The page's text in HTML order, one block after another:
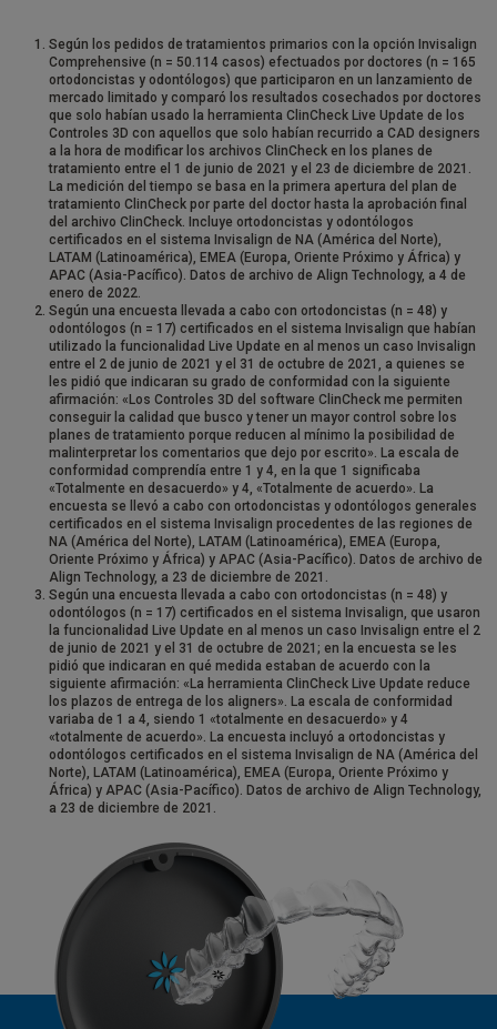
Según los pedidos de tratamientos primarios con la opción Invisalign
Comprehensive (n = 50.114 casos) efectuados por doctores (n = 165
ortodoncistas y odontólogos) que participaron en un lanzamiento de
mercado limitado y comparó los resultados cosechados por doctores
que solo habían usado la herramienta ClinCheck Live Update de los
Controles 3D con aquellos que solo habían recurrido a CAD designers
a la hora de modificar los archivos ClinCheck en los planes de
tratamiento entre el 1 de junio de 2021 y el 23 de diciembre de 2021.
La medición del tiempo se basa en la primera apertura del plan de
tratamiento ClinCheck por parte del doctor hasta la aprobación final
del archivo ClinCheck. Incluye ortodoncistas y odontólogos
certificados en el sistema Invisalign de NA (América del Norte),
LATAM (Latinoamérica), EMEA (Europa, Oriente Próximo y África) y
APAC (Asia-Pacífico). Datos de archivo de Align Technology, a 4 de
enero de 2022.
Según una encuesta llevada a cabo con ortodoncistas (n = 48) y
odontólogos (n = 17) certificados en el sistema Invisalign que habían
utilizado la funcionalidad Live Update en al menos un caso Invisalign
entre el 2 de junio de 2021 y el 31 de octubre de 2021, a quienes se
les pidió que indicaran su grado de conformidad con la siguiente
afirmación: «Los Controles 3D del software ClinCheck me permiten
conseguir la calidad que busco y tener un mayor control sobre los
planes de tratamiento porque reducen al mínimo la posibilidad de
malinterpretar los comentarios que dejo por escrito». La escala de
conformidad comprendía entre 1 y 4, en la que 1 significaba
«Totalmente en desacuerdo» y 4, «Totalmente de acuerdo». La
encuesta se llevó a cabo con ortodoncistas y odontólogos generales
certificados en el sistema Invisalign procedentes de las regiones de
NA (América del Norte), LATAM (Latinoamérica), EMEA (Europa,
Oriente Próximo y África) y APAC (Asia-Pacífico). Datos de archivo de
Align Technology, a 23 de diciembre de 2021.
Según una encuesta llevada a cabo con ortodoncistas (n = 48) y
odontólogos (n = 17) certificados en el sistema Invisalign, que usaron
la funcionalidad Live Update en al menos un caso Invisalign entre el 2
de junio de 2021 y el 31 de octubre de 2021; en la encuesta se les
pidió que indicaran en qué medida estaban de acuerdo con la
siguiente afirmación: «La herramienta ClinCheck Live Update reduce
los plazos de entrega de los aligners». La escala de conformidad
variaba de 1 a 4, siendo 1 «totalmente en desacuerdo» y 4
«totalmente de acuerdo». La encuesta incluyó a ortodoncistas y
odontólogos certificados en el sistema Invisalign de NA (América del
Norte), LATAM (Latinoamérica), EMEA (Europa, Oriente Próximo y
África) y APAC (Asia-Pacífico). Datos de archivo de Align Technology,
a 23 de diciembre de 2021.